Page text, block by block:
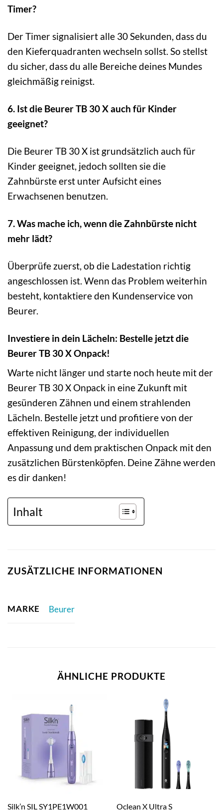
Timer?
Der Timer signalisiert alle 30 Sekunden, dass du
den Kieferquadranten wechseln sollst. So stellst
du sicher, dass du alle Bereiche deines Mundes
gleichmäßig reinigst.
6. Ist die Beurer TB 30 X auch für Kinder
geeignet?
Die Beurer TB 30 X ist grundsätzlich auch für
Kinder geeignet, jedoch sollten sie die
Zahnbürste erst unter Aufsicht eines
Erwachsenen benutzen.
7. Was mache ich, wenn die Zahnbürste nicht
mehr lädt?
Überprüfe zuerst, ob die Ladestation richtig
angeschlossen ist. Wenn das Problem weiterhin
besteht, kontaktiere den Kundenservice von
Beurer.
Investiere in dein Lächeln: Bestelle jetzt die
Beurer TB 30 X Onpack!
Warte nicht länger und starte noch heute mit der
Beurer TB 30 X Onpack in eine Zukunft mit
gesünderen Zähnen und einem strahlenden
Lächeln. Bestelle jetzt und profitiere von der
effektiven Reinigung, der individuellen
Anpassung und dem praktischen Onpack mit den
zusätzlichen Bürstenköpfen. Deine Zähne werden
es dir danken!
Inhalt
ZUSÄTZLICHE INFORMATIONEN
MARKE Beurer
ÄHNLICHE PRODUKTE
Silk’n SIL SY1PE1W001 Oclean X Ultra S